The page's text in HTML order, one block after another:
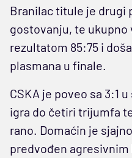
Branilac titule je drugi
gostovanju, te
rezultatom 85:75 i
plasmana u finale.
CSKA je poveo sa 3:1
igra do četiri trijumfa
rano. Domaćin je
predvođen agresivnim